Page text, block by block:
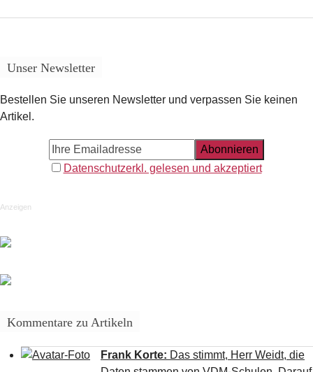
Unser Newsletter
Bestellen Sie unseren Newsletter und verpassen Sie keinen
Artikel.
Datenschutzerkl. gelesen und akzeptiert
Anzeigen
Kommentare zu Artikeln
Frank Korte: Das stimmt, Herr Weidt, die